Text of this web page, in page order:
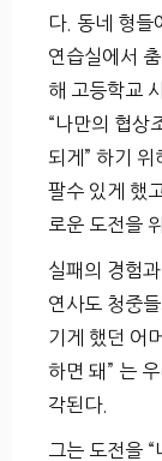
다. 동네 형들
연습실에서
해 고등학교
“나만의 협상
되게” 하기
팔수 있게 했
로운 도전을
실패의 경험
연사도 청중
기게 했던 어
하면 돼” 는
각된다.
그는 도전을